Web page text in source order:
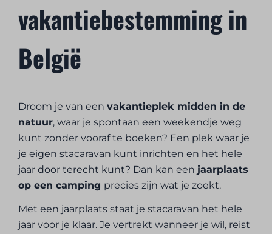
vakantiebestemming in
België
Droom je van eenvakantieplek midden in de
natuur, waar je spontaan een weekendje weg
kunt zonder vooraf te boeken? Een plek waar je
je eigen stacaravan kunt inrichten en het hele
jaar door terecht kunt? Dan kan een jaarplaats
op een camping precies zijn wat je zoekt.
Met een jaarplaats staat je stacaravan het hele
jaar voor je klaar. Je vertrekt wanneer je wil, reist